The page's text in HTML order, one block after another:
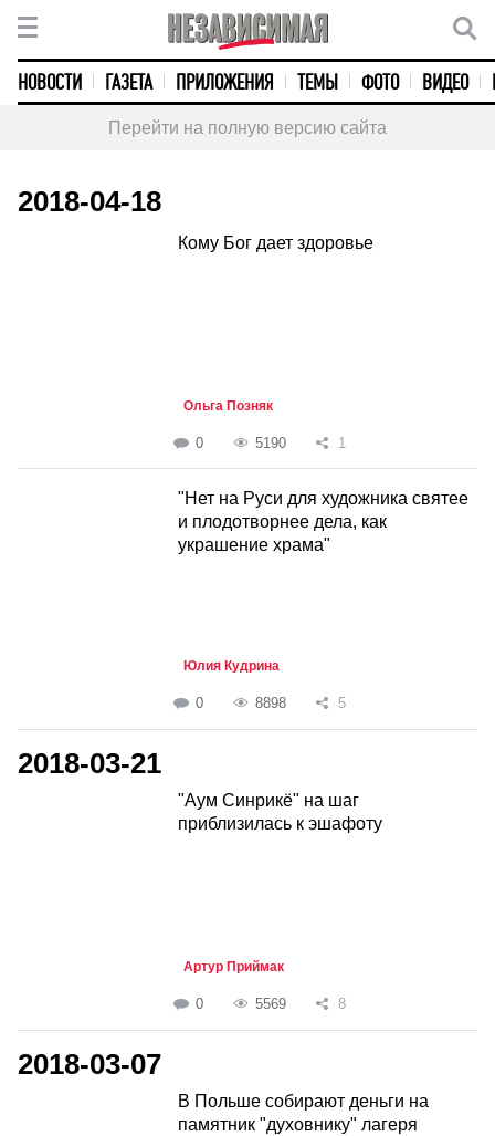
НОВОСТИ ГАЗЕТА ПРИЛОЖЕНИЯ ТЕМЫ ФОТО ВИДЕО
Перейти на полную версию сайта
2018-04-18
Кому Бог дает здоровье
Ольга Позняк
0 5190 1
"Нет на Руси для художника святее
и плодотворнее дела, как
украшение храма"
Юлия Кудрина
0 8898 5
2018-03-21
"Аум Синрикё" на шаг
приблизилась к эшафоту
Артур Приймак
0 5569 8
2018-03-07
В Польше собирают деньги на
памятник "духовнику" лагеря